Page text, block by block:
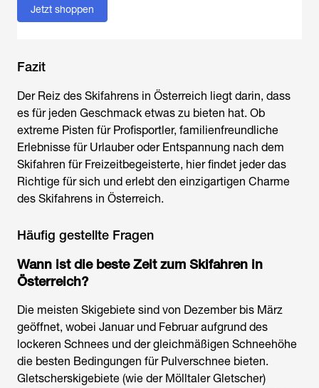
Jetzt shoppen
Fazit
Der Reiz des Skifahrens in Österreich liegt darin, dass
es für jeden Geschmack etwas zu bieten hat. Ob
extreme Pisten für Profisportler, familienfreundliche
Erlebnisse für Urlauber oder Entspannung nach dem
Skifahren für Freizeitbegeisterte, hier findet jeder das
Richtige für sich und erlebt den einzigartigen Charme
des Skifahrens in Österreich.
Häufig gestellte Fragen
Wann ist die beste Zeit zum Skifahren in
Österreich?
Die meisten Skigebiete sind von Dezember bis März
geöffnet, wobei Januar und Februar aufgrund des
lockeren Schnees und der gleichmäßigen Schneehöhe
die besten Bedingungen für Pulverschnee bieten.
Gletscherskigebiete (wie der Mölltaler Gletscher)